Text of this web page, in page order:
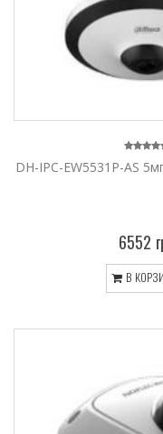
DH-IPC-EW5531P-AS
6552
В